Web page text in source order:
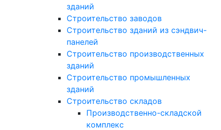
зданий
Строительство заводов
Строительство зданий из сэндвич-
панелей
Строительство производственных
зданий
Строительство промышленных
зданий
Строительство складов
Производственно-складской
комплекс